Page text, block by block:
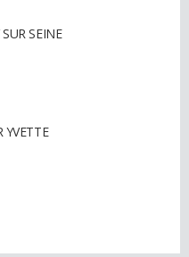
SEINE